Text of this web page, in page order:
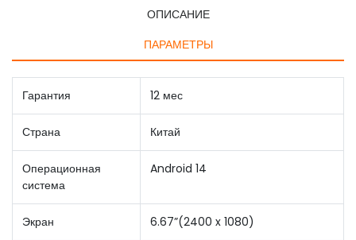
ОПИСАНИЕ
ПАРАМЕТРЫ
Гарантия 12 мес
Страна Китай
Операционная
система
Android 14
Экран 6.67”(2400 x 1080)